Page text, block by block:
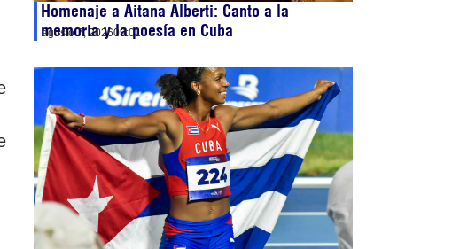
Homenaje a Aitana Alberti: Canto a la
memoria y la poesía en Cuba
agosto 7, 202609:01